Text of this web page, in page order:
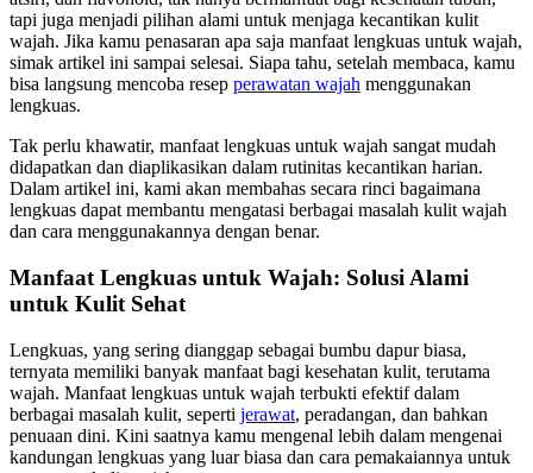
tapi juga menjadi pilihan alami untuk menjaga kecantikan kulit
wajah. Jika kamu penasaran apa saja manfaat lengkuas untuk wajah,
simak artikel ini sampai selesai. Siapa tahu, setelah membaca, kamu
bisa langsung mencoba resep perawatan wajah menggunakan
lengkuas.
Tak perlu khawatir, manfaat lengkuas untuk wajah sangat mudah
didapatkan dan diaplikasikan dalam rutinitas kecantikan harian.
Dalam artikel ini, kami akan membahas secara rinci bagaimana
lengkuas dapat membantu mengatasi berbagai masalah kulit wajah
dan cara menggunakannya dengan benar.
Manfaat Lengkuas untuk Wajah: Solusi Alami
untuk Kulit Sehat
Lengkuas, yang sering dianggap sebagai bumbu dapur biasa,
ternyata memiliki banyak manfaat bagi kesehatan kulit, terutama
wajah. Manfaat lengkuas untuk wajah terbukti efektif dalam
berbagai masalah kulit, seperti jerawat, peradangan, dan bahkan
penuaan dini. Kini saatnya kamu mengenal lebih dalam mengenai
kandungan lengkuas yang luar biasa dan cara pemakaiannya untuk